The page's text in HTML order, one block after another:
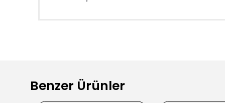
Benzer Ürünler